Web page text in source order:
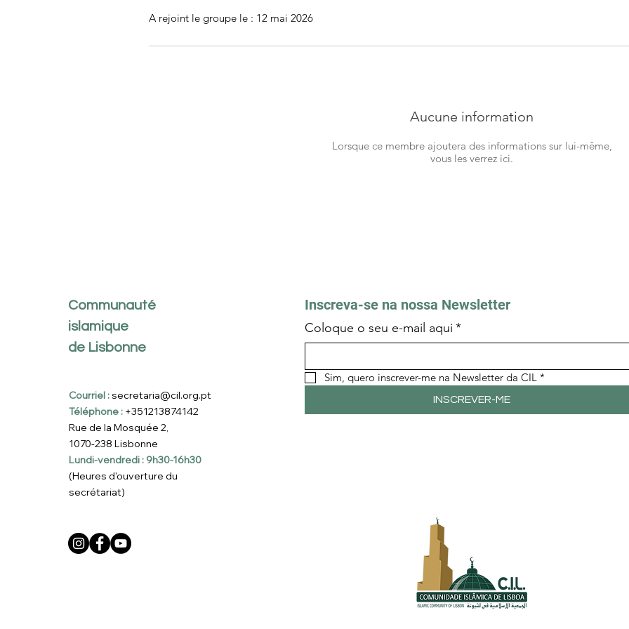
A rejoint le groupe le : 12 mai 2026
Aucune information
Lorsque ce membre ajoutera des informations sur lui-même,
vous les verrez ici.
Communauté
islamique
de Lisbonne
Courriel :secretaria@cil.org.pt
Téléphone : +351213874142
Rue de la Mosquée 2,
1070-238 Lisbonne
Lundi-vendredi : 9h30-16h30
(Heures d'ouverture du
secrétariat)
Inscreva-se na nossa Newsletter
Coloque o seu e-mail aqui *
Sim, quero inscrever-me na Newsletter da CIL *
INSCREVER-ME